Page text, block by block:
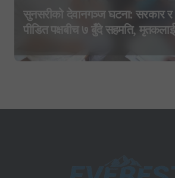
सुनसरीको देवानगञ्ज घटना: सरकार र
पीडित पक्षबीच ७ बुँदे सहमति, मृतकलाई